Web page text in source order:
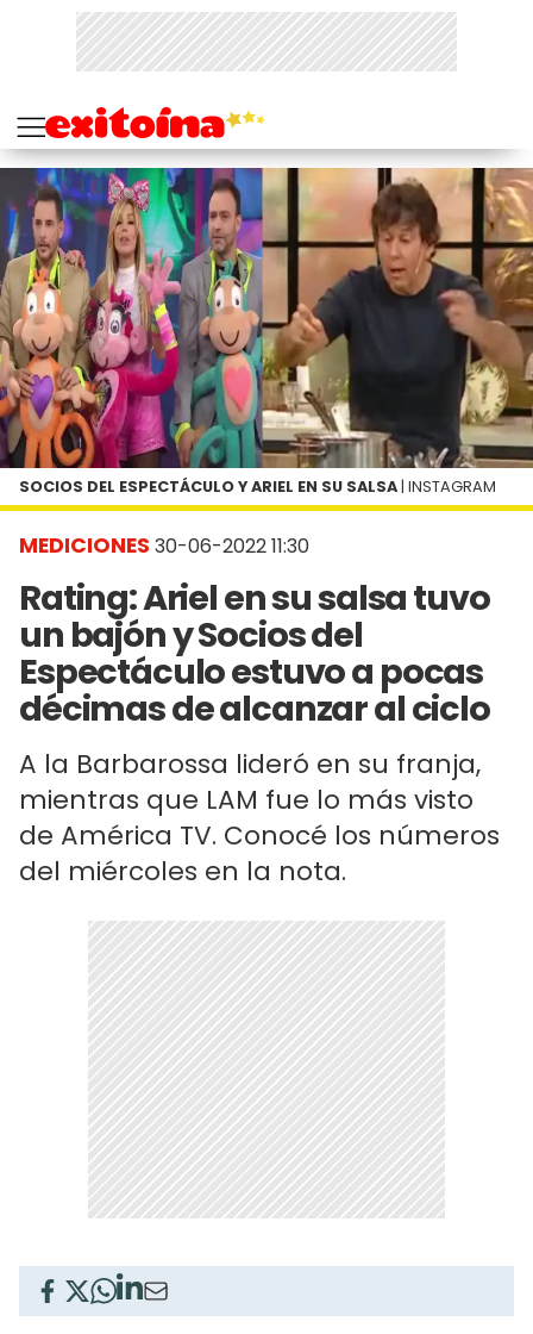
MEDICIONES 30-06-2022 11:30
Rating: Ariel en su salsa tuvo
un bajón y Socios del
Espectáculo estuvo a pocas
décimas de alcanzar al ciclo
A la Barbarossa lideró en su franja,
mientras que LAM fue lo más visto
de América TV. Conocé los números
del miércoles en la nota.
SOCIOS DEL ESPECTÁCULO Y ARIEL EN SU SALSA | INSTAGRAM